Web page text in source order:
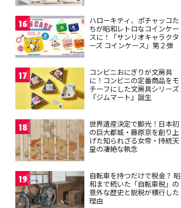
16
ハローキティ、ポチャッコた
ちが昭和レトロなコインケー
スに！「サンリオキャラクタ
ーズ コインケース」第２弾
17
コンビニおにぎりが文房具
に！コンビニの定番商品をモ
チーフにした文房具シリーズ
『ジムマート』誕生
18
世界遺産決定で脚光！日本初
の巨大都城・藤原京を創り上
げた知られざる女帝・持統天
皇の凄絶な執念
19
自転車を持つだけで税金？ 昭
和まで続いた「自転車税」の
意外な歴史と脱税が横行した
理由